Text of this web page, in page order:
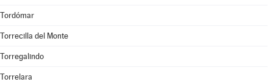
Tordómar
Torrecilla del Monte
Torregalindo
Torrelara